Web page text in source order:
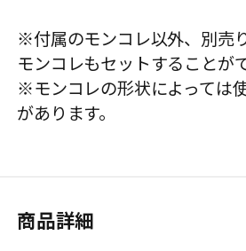
※付属のモンコレ以外、別売
モンコレもセットすることが
※モンコレの形状によっては
があります。
商品詳細